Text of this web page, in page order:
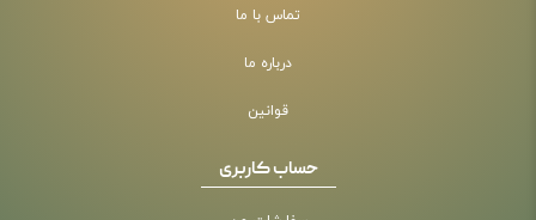
تماس با ما
درباره ما
قوانین
حساب کاربری